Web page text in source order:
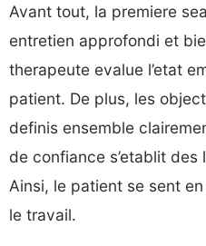
Avant tout, la premiere
entretien approfondi et
therapeute evalue l’etat
patient. De plus, les
definis ensemble
de confiance s’etablit
Ainsi, le patient se sent
le travail.